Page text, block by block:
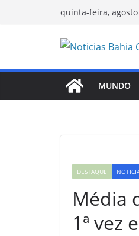
quinta-feira, agosto
MUNDO
DESTAQUE
Média
1ª vez